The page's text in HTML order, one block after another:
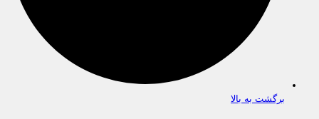
برگشت به بالا